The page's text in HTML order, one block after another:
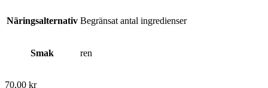
Näringsalternativ Begränsat antal ingredienser
Smak ren
70,00 kr